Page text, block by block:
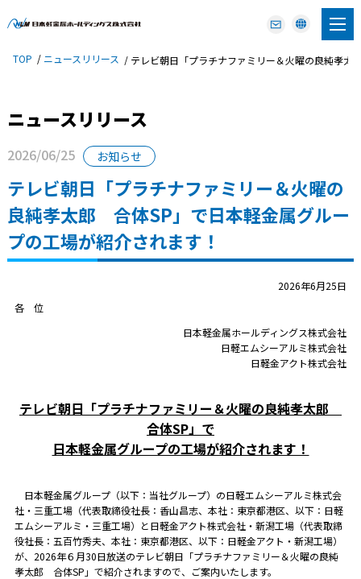
TOP ニュースリリース テレビ朝日「プラチナファミリー＆火曜の良純孝
ニュースリリース
2026/06/25 お知らせ
テレビ朝日「プラチナファミリー＆火曜の
良純孝太郎 合体SP」で日本軽金属グルー
プの工場が紹介されます！
2026年6月25日
各 位
日本軽金属ホールディングス株式会社
日軽エムシーアルミ株式会社
日軽金アクト株式会社
テレビ朝日「プラチナファミリー＆火曜の良純孝太郎
合体SP」で
日本軽金属グループの工場が紹介されます！
日本軽金属グループ（以下：当社グループ）の日軽エムシーアルミ株式会
社・三重工場（代表取締役社長：香山昌志、本社：東京都港区、以下：日軽
エムシーアルミ・三重工場）と日軽金アクト株式会社・新潟工場（代表取締
役社長：五百竹秀夫、本社：東京都港区、以下：日軽金アクト・新潟工場）
が、2026年６月30日放送のテレビ朝日「プラチナファミリー＆火曜の良純
孝太郎 合体SP」で紹介されますので、ご案内いたします。